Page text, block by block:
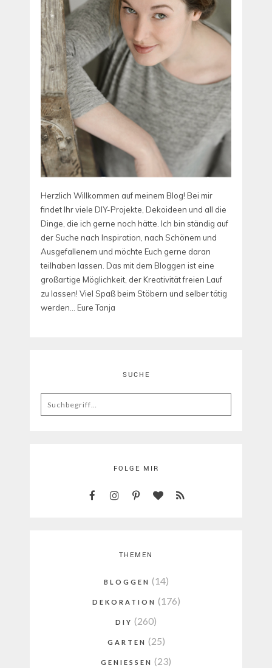
Herzlich Willkommen auf meinem Blog! Bei mir
findet Ihr viele DIY-Projekte, Dekoideen und all die
Dinge, die ich gerne noch hätte. Ich bin ständig auf
der Suche nach Inspiration, nach Schönem und
Ausgefallenem und möchte Euch gerne daran
teilhaben lassen. Das mit dem Bloggen ist eine
großartige Möglichkeit, der Kreativität freien Lauf
zu lassen! Viel Spaß beim Stöbern und selber tätig
werden... Eure Tanja
SUCHE
Search
for:
FOLGE MIR
THEMEN
BLOGGEN (14)
DEKORATION (176)
DIY (260)
GARTEN (25)
GENIESSEN (23)